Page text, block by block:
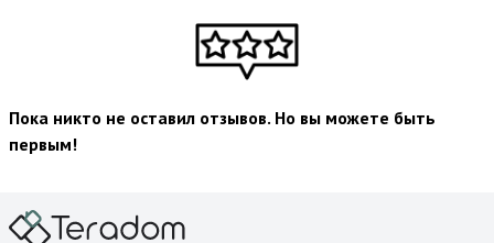
Пока никто не оставил отзывов. Но вы можете быть
первым!